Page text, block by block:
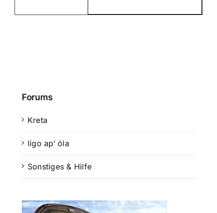
Suche
Forums
Kreta
lígo ap‘ óla
Sonstiges & Hilfe